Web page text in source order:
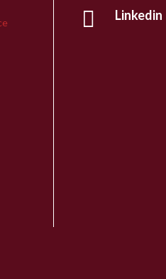
 Linkedin